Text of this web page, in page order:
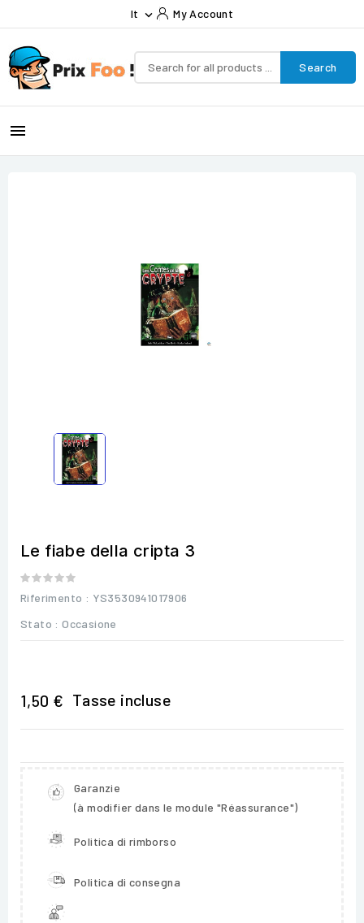
It  My Account
Search

Le fiabe della cripta 3
Riferimento : YS3530941017906
Stato : Occasione
1,50 € Tasse incluse
Garanzie
(à modifier dans le module "Réassurance")
Politica di rimborso
Politica di consegna